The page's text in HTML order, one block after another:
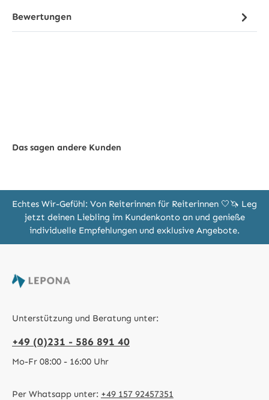
Bewertungen
Das sagen andere Kunden
Echtes Wir-Gefühl: Von Reiterinnen für Reiterinnen 🤍🦄 Leg
jetzt deinen Liebling im Kundenkonto an und genieße
individuelle Empfehlungen und exklusive Angebote.
Unterstützung und Beratung unter:
+49 (0)231 - 586 891 40
Mo-Fr 08:00 - 16:00 Uhr
Per Whatsapp unter: +49 157 92457351